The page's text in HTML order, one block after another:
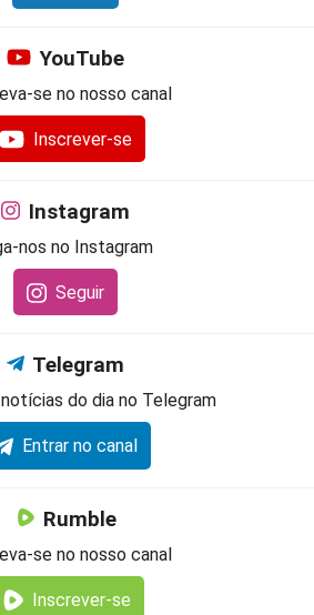
YouTube
se no nosso canal
Inscrever-se
Instagram
nos no Instagram
Seguir
Telegram
do dia no Telegram
Entrar no canal
Rumble
se no nosso canal
Inscrever-se